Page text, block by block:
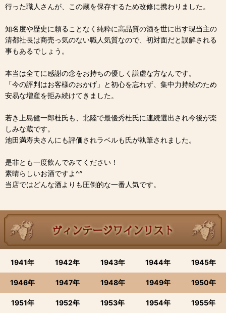
行った職人さんが、この蔵を保存するため改修に携わりました。
知名度や歴史に頼ることなく純粋に高品質の酒を世に出す現当主の
清都社長は商売っ気のない職人気質なので、初対面だと誤解される
事もあるでしょう。
本当は全てに感謝の念をお持ちの優しく謙虚な方なんです。
「今の評判はお客様のおかげ」と初心を忘れず、集中力持続のため
安易な増産を拒み続けてきました。
若き上島健一郎杜氏も、北陸で最優秀杜氏に連続選出され今後が楽
しみな蔵です。
池田満寿夫さんにも評価されラベルも氏が執筆されました。
是非とも一度飲んでみてください！
素晴らしいお酒ですよ^^
当店ではどんな酒よりも圧倒的な一番人気です。
1941年 1942年 1943年 1944年 1945年
1946年 1947年 1948年 1949年 1950年
1951年 1952年 1953年 1954年 1955年